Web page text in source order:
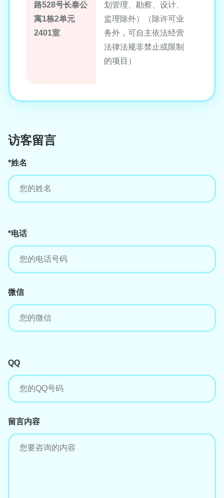
路528号长泰公
寓1栋2单元
2401室
划管理、勘察、设计、
监理除外）（除许可业
务外，可自主依法经营
法律法规非禁止或限制
的项目）
访客留言
*姓名
*电话
微信
QQ
留言内容